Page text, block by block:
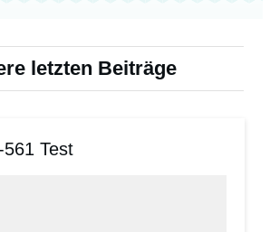
letzten Beiträge
Test